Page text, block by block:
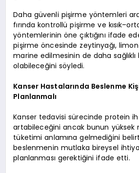
Daha güvenli pişirme yöntemleri
fırında kontrollü pişirme ve
yöntemlerinin öne çıktığını ifade
pişirme öncesinde zeytinyağı,
marine edilmesinin de daha
olabileceğini söyledi.
Kanser Hastalarında Beslenme
Planlanmalı
Kanser tedavisi sürecinde protein
artabileceğini ancak bunun yüksek
tüketimi anlamına gelmediğini
beslenmenin mutlaka bireysel
planlanması gerektiğini ifade etti.